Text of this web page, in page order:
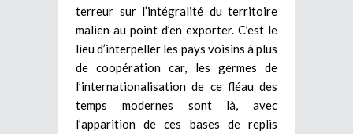
terreur sur l’intégralité du territoire
malien au point d’en exporter. C’est le
lieu d’interpeller les pays voisins à plus
de coopération car, les germes de
l’internationalisation de ce fléau des
temps modernes sont là, avec
l’apparition de ces bases de replis